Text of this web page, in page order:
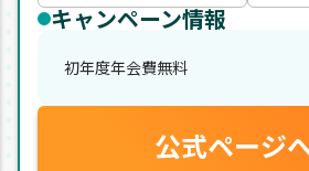
キャンペーン情報
初年度年会費無料
公式ページ